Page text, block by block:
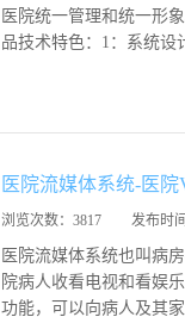
医院统一管理和统一形
品技术特色：1：系统设
医院流媒体系统-医
浏览次数： 3817 发布时间
医院流媒体系统也叫病
院病人收看电视和看娱
功能，可以向病人及其